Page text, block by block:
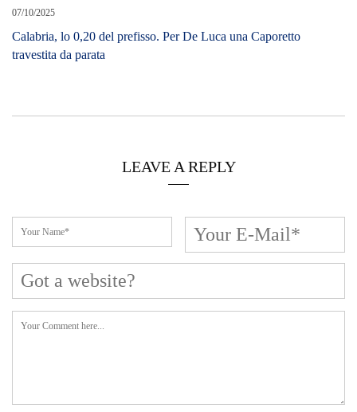
07/10/2025
Calabria, lo 0,20 del prefisso. Per De Luca una Caporetto
travestita da parata​
LEAVE A REPLY